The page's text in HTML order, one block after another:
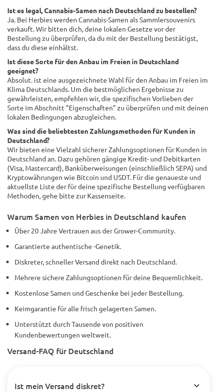
Ist es legal, Cannabis-Samen nach Deutschland zu bestellen?
Ja. Bei Herbies werden Cannabis-Samen als Sammlersouvenirs
verkauft. Wir bitten dich, deine lokalen Gesetze vor der
Bestellung zu überprüfen, da du mit der Bestellung bestätigst,
dass du diese einhältst.
Ist diese Sorte für den Anbau im Freien in Deutschland
geeignet?
Absolut. ist eine ausgezeichnete Wahl für den Anbau im Freien im
Klima Deutschlands. Um die bestmöglichen Ergebnisse zu
gewährleisten, empfehlen wir, die spezifischen Vorlieben der
Sorte im Abschnitt "Eigenschaften" zu überprüfen und mit deinen
lokalen Bedingungen abzugleichen.
Was sind die beliebtesten Zahlungsmethoden für Kunden in
Deutschland?
Wir bieten eine Vielzahl sicherer Zahlungsoptionen für Kunden in
Deutschland an. Dazu gehören gängige Kredit- und Debitkarten
(Visa, Mastercard), Banküberweisungen (einschließlich SEPA) und
Kryptowährungen wie Bitcoin und USDT. Für die genaueste und
aktuellste Liste der für deine spezifische Bestellung verfügbaren
Methoden, gehe bitte zur Kassenseite.
Warum Samen von Herbies in Deutschland kaufen
Über 20 Jahre Vertrauen aus der Grower-Community.
Garantierte authentische -Genetik.
Diskreter, schneller Versand direkt nach Deutschland.
Mehrere sichere Zahlungsoptionen für deine Bequemlichkeit.
Kostenlose Samen und Geschenke bei jeder Bestellung.
Keimgarantie für alle frisch gelagerten Samen.
Unterstützt durch Tausende von positiven
Kundenbewertungen weltweit.
Versand-FAQ für Deutschland
Ist mein Versand diskret?